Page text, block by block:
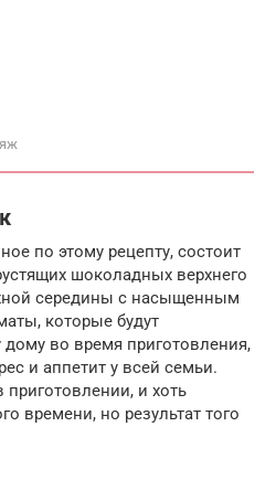
по этому рецепту, состоит
шоколадных верхнего
середины с насыщенным
которые будут
во время приготовления,
и аппетит у всей семьи.
и хоть
времени, но результат того